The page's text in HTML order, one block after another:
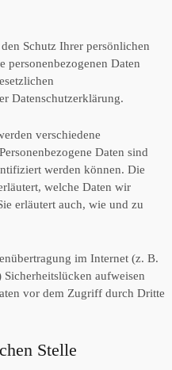
Schutz Ihrer persönlichen
personenbezogenen Daten
Datenschutzerklärung.
verschiedene
Daten sind
werden können. Die
welche Daten wir
erläutert auch, wie und zu
im Internet (z. B.
aufweisen
vor dem Zugriff durch Dritte
Stelle